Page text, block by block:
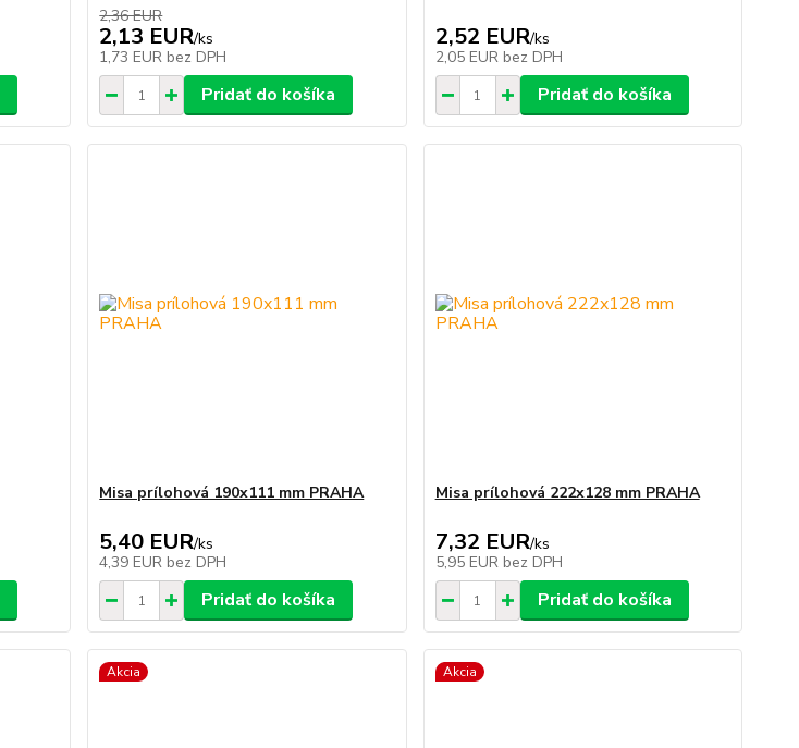
2,36 EUR
2,13 EUR/ks
1,73 EUR bez DPH
Pridať do košíka
2,52 EUR/ks
2,05 EUR bez DPH
Pridať do košíka
Misa prílohová 190x111 mm PRAHA
5,40 EUR/ks
4,39 EUR bez DPH
Pridať do košíka
Misa prílohová 222x128 mm PRAHA
7,32 EUR/ks
5,95 EUR bez DPH
Pridať do košíka
Akcia Akcia